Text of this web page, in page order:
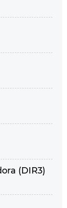
(DIR3)